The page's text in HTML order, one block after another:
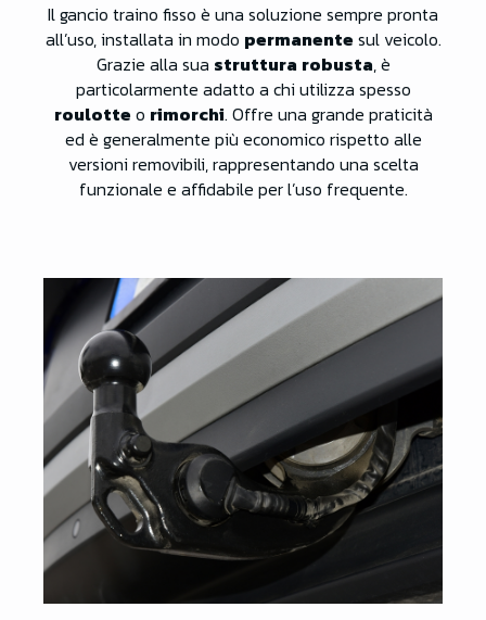
Il gancio traino fisso è una soluzione sempre pronta
all’uso, installata in modo permanente sul veicolo.
Grazie alla sua struttura robusta, è
particolarmente adatto a chi utilizza spesso
roulotte o rimorchi. Offre una grande praticità
ed è generalmente più economico rispetto alle
versioni removibili, rappresentando una scelta
funzionale e affidabile per l’uso frequente.